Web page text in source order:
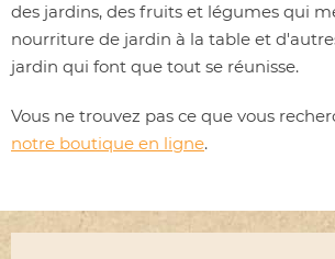
des jardins, des fruits et légumes qui
nourriture de jardin à la table et
jardin qui font que tout se réunisse.
Vous ne trouvez pas ce que vous
notre boutique en ligne.